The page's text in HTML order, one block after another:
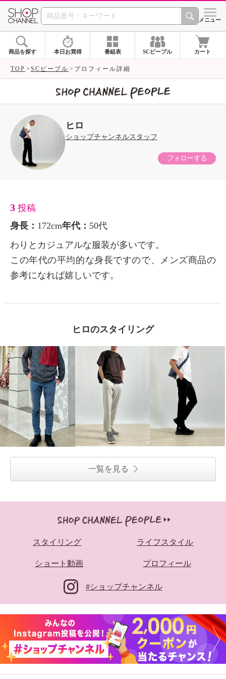
SHOP CHANNEL シメニュー
商品を探す 本日お買得 番組表 SCピープル カート
TOP SCピープル プロフィール詳細
ヒロ
ショップチャンネルスタッフ
フォローする
3 投稿
身長： 172cm年代： 50代
わりとカジュアルな服装が多いです。
この年代の平均的な身長ですので、メンズ商品の
参考になれば嬉しいです。
ヒロのスタイリング
一覧を見る
スタイリング ライフスタイル
ショート動画 プロフィール
#ショップチャンネル